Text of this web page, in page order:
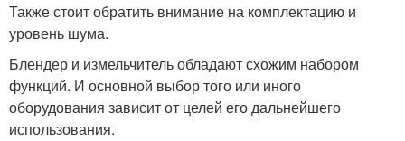
Также стоит обратить внимание на комплектацию и
уровень шума.
Блендер и измельчитель обладают схожим набором
функций. И основной выбор того или иного
оборудования зависит от целей его дальнейшего
использования.